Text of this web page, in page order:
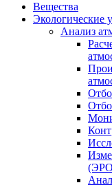
Вещества
Экологические
Анализ